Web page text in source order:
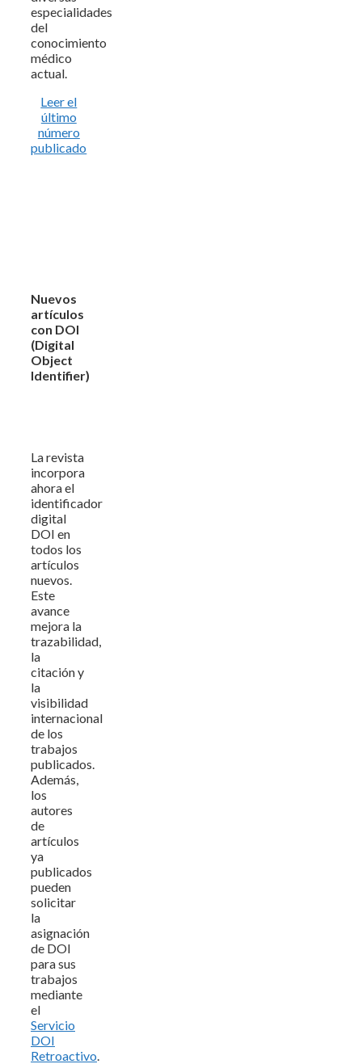
especialidades
del
conocimiento
médico
actual.
Leer el
último
número
publicado
Nuevos
artículos
con DOI
(Digital
Object
Identifier)
La revista
incorpora
ahora el
identificador
digital
DOI en
todos los
artículos
nuevos.
Este
avance
mejora la
trazabilidad,
la
citación y
la
visibilidad
internacional
de los
trabajos
publicados.
Además,
los
autores
de
artículos
ya
publicados
pueden
solicitar
la
asignación
de DOI
para sus
trabajos
mediante
el
Servicio
DOI
Retroactivo.